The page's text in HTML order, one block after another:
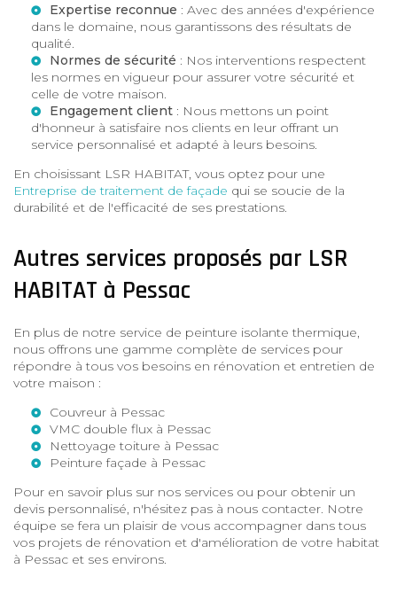
Expertise reconnue : Avec des années d'expérience
dans le domaine, nous garantissons des résultats de
qualité.
Normes de sécurité : Nos interventions respectent
les normes en vigueur pour assurer votre sécurité et
celle de votre maison.
Engagement client : Nous mettons un point
d'honneur à satisfaire nos clients en leur offrant un
service personnalisé et adapté à leurs besoins.
En choisissant LSR HABITAT, vous optez pour une
Entreprise de traitement de façade qui se soucie de la
durabilité et de l'efficacité de ses prestations.
Autres services proposés par LSR
HABITAT à Pessac
En plus de notre service de peinture isolante thermique,
nous offrons une gamme complète de services pour
répondre à tous vos besoins en rénovation et entretien de
votre maison :
Couvreur à Pessac
VMC double flux à Pessac
Nettoyage toiture à Pessac
Peinture façade à Pessac
Pour en savoir plus sur nos services ou pour obtenir un
devis personnalisé, n'hésitez pas à nous contacter. Notre
équipe se fera un plaisir de vous accompagner dans tous
vos projets de rénovation et d'amélioration de votre habitat
à Pessac et ses environs.